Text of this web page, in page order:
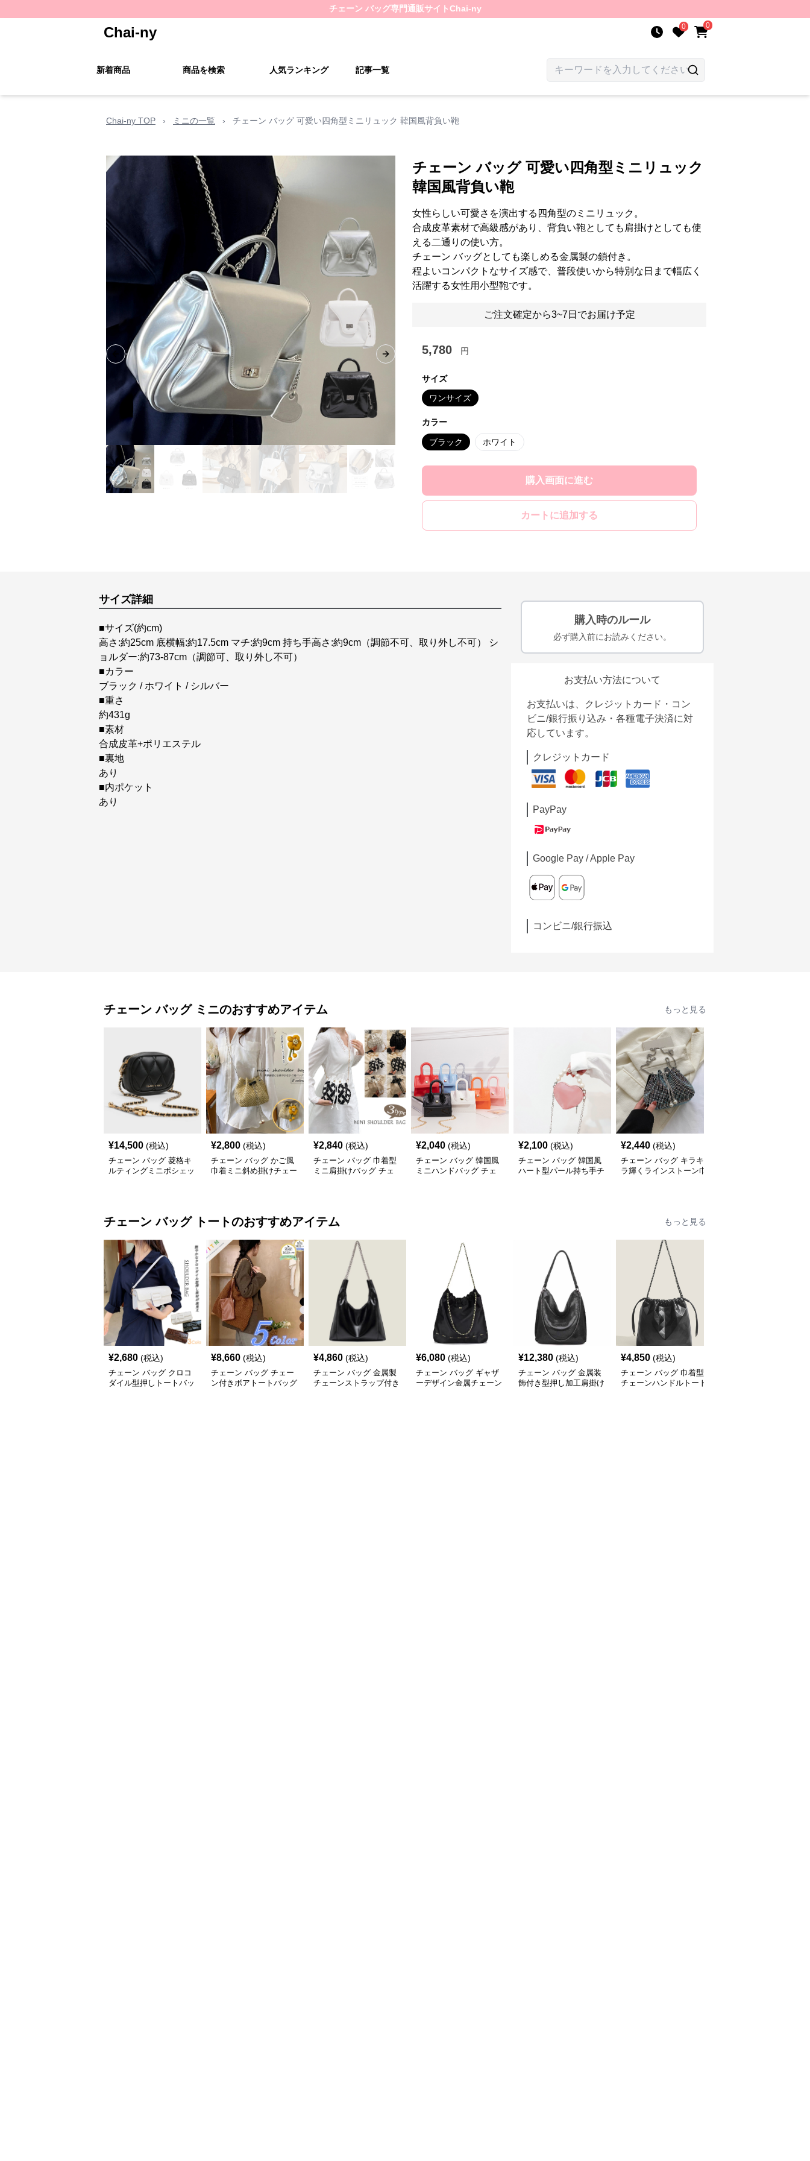
チェーン バッグ専門通販サイトChai-ny
Chai-ny 0 0
新着商品 商品を検索 人気ランキング 記事一覧
Chai-ny TOP › ミニの一覧 › チェーン バッグ 可愛い四角型ミニリュック 韓国風背負い鞄
Previous slide Next slide
チェーン バッグ 可愛い四角型ミニリュック
韓国風背負い鞄
女性らしい可愛さを演出する四角型のミニリュック。
合成皮革素材で高級感があり、背負い鞄としても肩掛けとしても使
える二通りの使い方。
チェーン バッグとしても楽しめる金属製の鎖付き。
程よいコンパクトなサイズ感で、普段使いから特別な日まで幅広く
活躍する女性用小型鞄です。
ご注文確定から3~7日でお届け予定
5,780 円
サイズ
ワンサイズ
カラー
ブラック ホワイト
購入画面に進む
カートに追加する
サイズ詳細
■サイズ(約cm)
高さ:約25cm 底横幅:約17.5cm マチ:約9cm 持ち手高さ:約9cm（調節不可、取り外し不可） シ
ョルダー:約73-87cm（調節可、取り外し不可）
■カラー
ブラック / ホワイト / シルバー
■重さ
約431g
■素材
合成皮革+ポリエステル
■裏地
あり
■内ポケット
あり
購入時のルール
必ず購入前にお読みください。
お支払い方法について
お支払いは、クレジットカード・コン
ビニ/銀行振り込み・各種電子決済に対
応しています。
クレジットカード
PayPay
Google Pay / Apple Pay
コンビニ/銀行振込
チェーン バッグ ミニのおすすめアイテム もっと見る
¥14,500 (税込)
チェーン バッグ 菱格キ
ルティングミニポシェッ
¥2,800 (税込)
チェーン バッグ かご風
巾着ミニ斜め掛けチェー
¥2,840 (税込)
チェーン バッグ 巾着型
ミニ肩掛けバッグ チェ
¥2,040 (税込)
チェーン バッグ 韓国風
ミニハンドバッグ チェ
¥2,100 (税込)
チェーン バッグ 韓国風
ハート型パール持ち手チ
¥2,440 (税込)
チェーン バッグ キラキ
ラ輝くラインストーン巾
チェーン バッグ トートのおすすめアイテム もっと見る
¥2,680 (税込)
チェーン バッグ クロコ
ダイル型押しトートバッ
¥8,660 (税込)
チェーン バッグ チェー
ン付きボアトートバッグ
¥4,860 (税込)
チェーン バッグ 金属製
チェーンストラップ付き
¥6,080 (税込)
チェーン バッグ ギャザ
ーデザイン金属チェーン
¥12,380 (税込)
チェーン バッグ 金属装
飾付き型押し加工肩掛け
¥4,850 (税込)
チェーン バッグ 巾着型
チェーンハンドルトート